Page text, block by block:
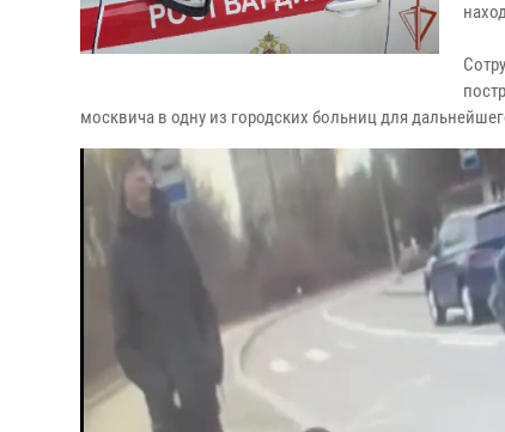
москвича в одну из городских больниц для